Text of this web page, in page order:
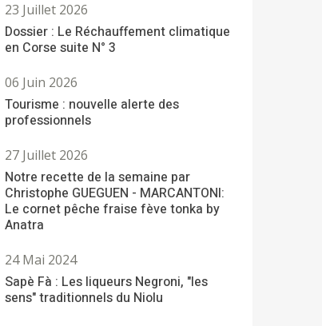
23 Juillet 2026
Dossier : Le Réchauffement climatique
en Corse suite N° 3
06 Juin 2026
Tourisme : nouvelle alerte des
professionnels
27 Juillet 2026
Notre recette de la semaine par
Christophe GUEGUEN - MARCANTONI:
Le cornet pêche fraise fève tonka by
Anatra
24 Mai 2024
Sapè Fà : Les liqueurs Negroni, "les
sens" traditionnels du Niolu